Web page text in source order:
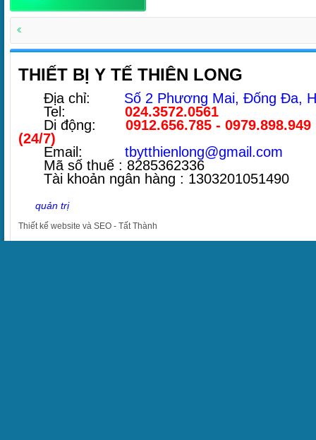
THIẾT BỊ Y TẾ THIÊN LONG
Địa chỉ: Số 2 Phương Mai, Đống Đa,
Tel: 024.3572.0561
Di động: 0912.656.785 - 0979.898.949
(24/7)
Email: tbytthienlong@gmail.com
Mã số thuế : 8285362336
Tài khoản ngân hàng : 1303201051490
quản trị
Thiết kế website và SEO - Tất Thành